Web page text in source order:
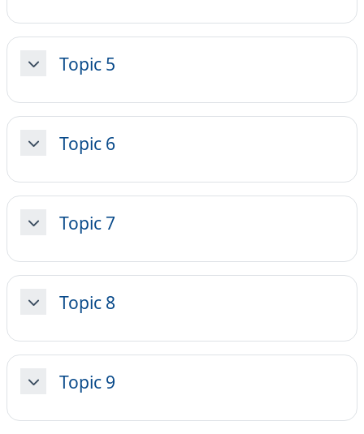
MinimizzaTopic 5
MinimizzaTopic 6
MinimizzaTopic 7
MinimizzaTopic 8
MinimizzaTopic 9